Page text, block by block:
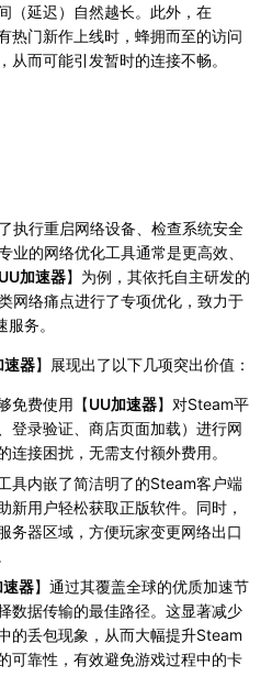
（延迟）自然越长。此外，在
热门新作上线时，蜂拥而至的访问
从而可能引发暂时的连接不畅。
执行重启网络设备、检查系统安全
业的网络优化工具通常是更高效、
UU加速器】为例，其依托自主研发的
网络痛点进行了专项优化，致力于
务。
速器】展现出了以下几项突出价值：
免费使用【UU加速器】对Steam平
登录验证、商店页面加载）进行网
连接困扰，无需支付额外费用。
具内嵌了简洁明了的Steam客户端
新用户轻松获取正版软件。同时，
务器区域，方便玩家变更网络出口
速器】通过其覆盖全球的优质加速节
数据传输的最佳路径。这显著减少
的丢包现象，从而大幅提升Steam
可靠性，有效避免游戏过程中的卡